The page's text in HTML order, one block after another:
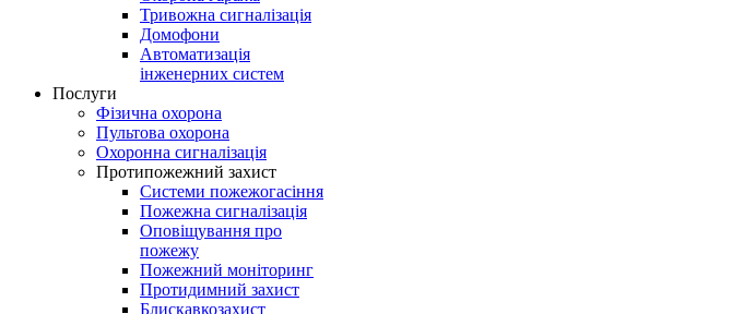
Тривожна сигналізація
Домофони
Автоматизація
інженерних систем
Послуги
Фізична охорона
Пультова охорона
Охоронна сигналізація
Протипожежний захист
Системи пожежогасіння
Пожежна сигналізація
Оповіщування про
пожежу
Пожежний моніторинг
Протидимний захист
Блискавкозахист